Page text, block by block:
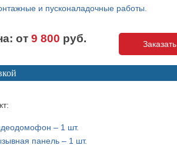
и пусконаладочные работы.
от9 800 руб. Заказать
– 1 шт.
панель – 1 шт.